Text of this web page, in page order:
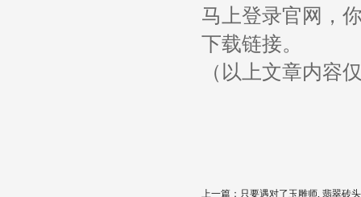
马上登录官网，
下载链接。
（以上文章内容
上一篇： 只要遇对了玉雕师, 翡翠砖